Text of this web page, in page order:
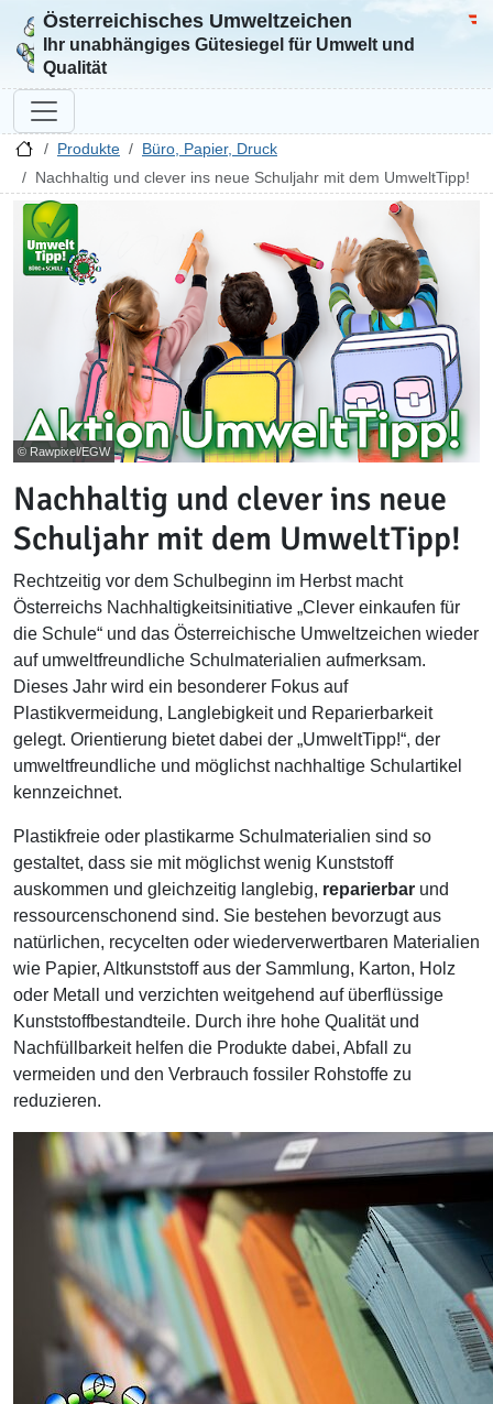
Zur Startseite
Österreichisches Umweltzeichen
Ihr unabhängiges Gütesiegel für Umwelt und
Qualität
Produkte
Büro, Papier, Druck
Nachhaltig und clever ins neue Schuljahr mit dem UmweltTipp!
© Rawpixel/EGW
Nachhaltig und clever ins neue
Schuljahr mit dem UmweltTipp!
Rechtzeitig vor dem Schulbeginn im Herbst macht
Österreichs Nachhaltigkeitsinitiative „Clever einkaufen für
die Schule“ und das Österreichische Umweltzeichen wieder
auf umweltfreundliche Schulmaterialien aufmerksam.
Dieses Jahr wird ein besonderer Fokus auf
Plastikvermeidung, Langlebigkeit und Reparierbarkeit
gelegt. Orientierung bietet dabei der „UmweltTipp!“, der
umweltfreundliche und möglichst nachhaltige Schulartikel
kennzeichnet.
Plastikfreie oder plastikarme Schulmaterialien sind so
gestaltet, dass sie mit möglichst wenig Kunststoff
auskommen und gleichzeitig langlebig, reparierbar und
ressourcenschonend sind. Sie bestehen bevorzugt aus
natürlichen, recycelten oder wiederverwertbaren Materialien
wie Papier, Altkunststoff aus der Sammlung, Karton, Holz
oder Metall und verzichten weitgehend auf überflüssige
Kunststoffbestandteile. Durch ihre hohe Qualität und
Nachfüllbarkeit helfen die Produkte dabei, Abfall zu
vermeiden und den Verbrauch fossiler Rohstoffe zu
reduzieren.